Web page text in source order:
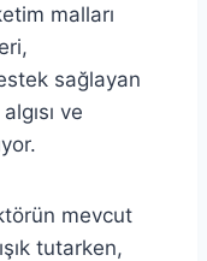
malları
sağlayan
ve
mevcut
tutarken,